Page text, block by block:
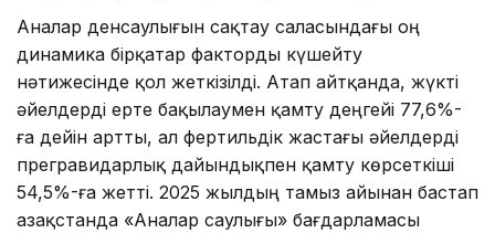
Аналар денсаулығын сақтау саласындағы оң
динамика бірқатар факторды күшейту
нәтижесінде қол жеткізілді. Атап айтқанда, жүкті
әйелдерді ерте бақылаумен қамту деңгейі 77,6%-
ға дейін артты, ал фертильдік жастағы әйелдерді
прегравидарлық дайындықпен қамту көрсеткіші
54,5%-ға жетті. 2025 жылдың тамыз айынан бастап
Қазақстанда «Аналар саулығы» бағдарламасы